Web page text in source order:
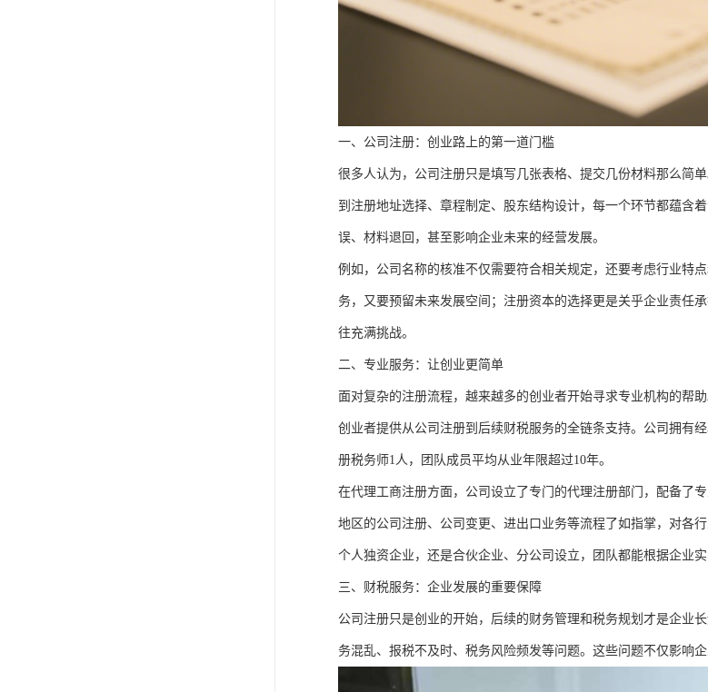
一、公司注册：创业路上的第一道门槛
很多人认为，公司注册只是填写几张表格、提交几份材料那么简
到注册地址选择、章程制定、股东结构设计，每一个环节都蕴含
误、材料退回，甚至影响企业未来的经营发展。
例如，公司名称的核准不仅需要符合相关规定，还要考虑行业特
务，又要预留未来发展空间；注册资本的选择更是关乎企业责任
往充满挑战。
二、专业服务：让创业更简单
面对复杂的注册流程，越来越多的创业者开始寻求专业机构的帮
创业者提供从公司注册到后续财税服务的全链条支持。公司拥有
册税务师1人，团队成员平均从业年限超过10年。
在代理工商注册方面，公司设立了专门的代理注册部门，配备了
地区的公司注册、公司变更、进出口业务等流程了如指掌，对各
个人独资企业，还是合伙企业、分公司设立，团队都能根据企业
三、财税服务：企业发展的重要保障
公司注册只是创业的开始，后续的财务管理和税务规划才是企业
务混乱、报税不及时、税务风险频发等问题。这些问题不仅影响